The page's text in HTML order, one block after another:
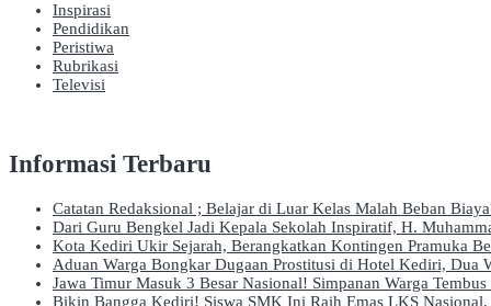
Inspirasi
Pendidikan
Peristiwa
Rubrikasi
Televisi
Informasi Terbaru
Catatan Redaksional ; Belajar di Luar Kelas Malah Beban
Dari Guru Bengkel Jadi Kepala Sekolah Inspiratif, H.
Kota Kediri Ukir Sejarah, Berangkatkan Kontingen Pramuka
Aduan Warga Bongkar Dugaan Prostitusi di Hotel Kediri, Dua
Jawa Timur Masuk 3 Besar Nasional! Simpanan Warga
Bikin Bangga Kediri! Siswa SMK Ini Raih Emas LKS